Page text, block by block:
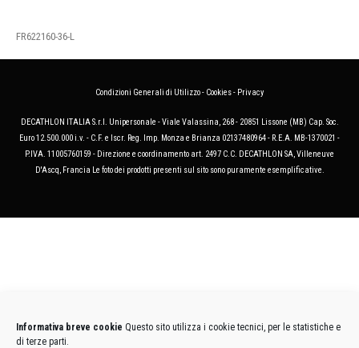
Informativa breve cookie Questo sito utilizza i cookie tecnici, per le statistiche e
di terze parti.
FR622160-36-L
Condizioni Generali di Utilizzo- Cookies- Privacy
DECATHLON ITALIA S.r.l. Unipersonale - Viale Valassina, 268 - 20851 Lissone (MB) Cap. Soc.
Euro 12.500.000 i.v. - C.F. e Iscr. Reg. Imp. Monza e Brianza 02137480964 - R.E.A. MB-1370021 -
P.IVA. 11005760159 - Direzione e coordinamento art. 2497 C.C. DECATHLON SA, Villeneuve
D'Ascq, Francia Le foto dei prodotti presenti sul sito sono puramente esemplificative.